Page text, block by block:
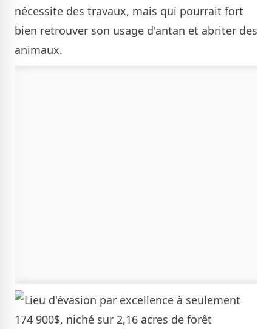
nécessite des travaux, mais qui pourrait fort
bien retrouver son usage d'antan et abriter des
animaux.